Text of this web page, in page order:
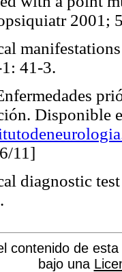
2001;
41-3.
Disponible
11]
diagnostic
contenido de
bajo una